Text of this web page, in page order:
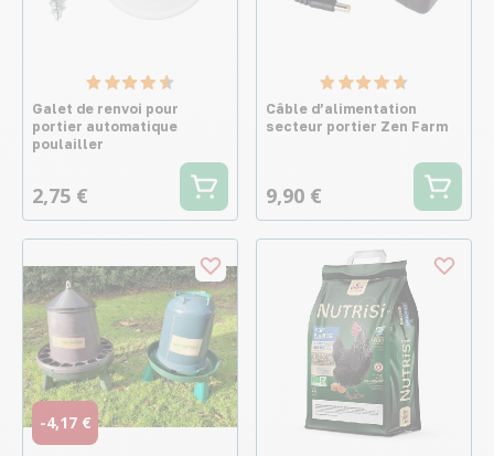
Galet de renvoi pour
portier automatique
poulailler
2,75 €
Câble d’alimentation
secteur portier Zen Farm
9,90 €
-4,17 €